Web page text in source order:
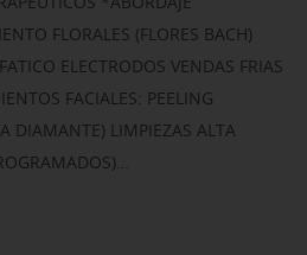
FLORALES (FLORES BACH)
ELECTRODOS VENDAS FRIAS
FACIALES: PEELING
DIAMANTE) LIMPIEZAS ALTA